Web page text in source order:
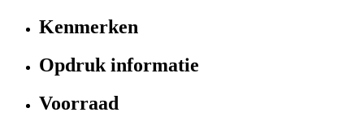
Kenmerken
Opdruk informatie
Voorraad